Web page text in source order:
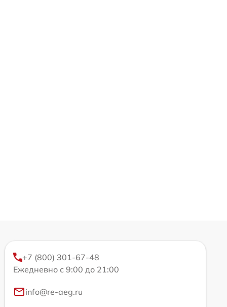
+7 (800) 301-67-48
Ежедневно с 9:00 до 21:00
info@re-aeg.ru